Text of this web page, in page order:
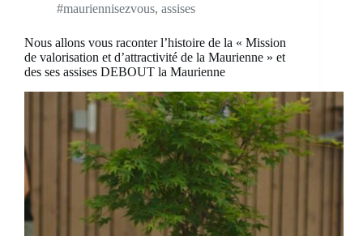
#mauriennisezvous, assises
Nous allons vous raconter l’histoire de la « Mission
de valorisation et d’attractivité de la Maurienne » et
des ses assises DEBOUT la Maurienne